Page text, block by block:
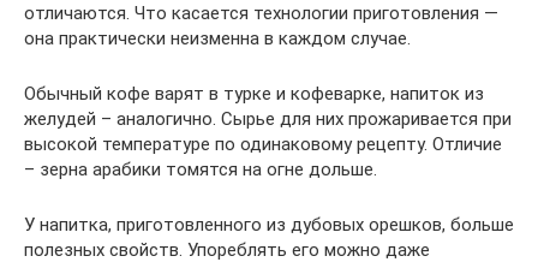
отличаются. Что касается технологии приготовления —
она практически неизменна в каждом случае.
Обычный кофе варят в турке и кофеварке, напиток из
желудей – аналогично. Сырье для них прожаривается при
высокой температуре по одинаковому рецепту. Отличие
– зерна арабики томятся на огне дольше.
У напитка, приготовленного из дубовых орешков, больше
полезных свойств. Упореблять его можно даже